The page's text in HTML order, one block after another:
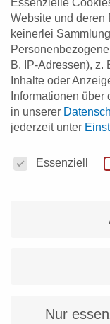
„Low-Code und
Sarah Trede-Kritikakis
5. Juni 2025
Blog, Digital Blog
Low-Code/No-Code-
wenn wir dieses
strategisch
Low-Code/No-Code-
Website und deren
keinerlei
B. IP-Adressen), z.
Inhalte oder
Informationen
in unserer
jederzeit unter
Essenziell
Nur